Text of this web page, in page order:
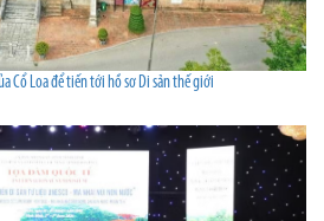
Cổ Loa để tiến tới hồ sơ Di sản thế giới